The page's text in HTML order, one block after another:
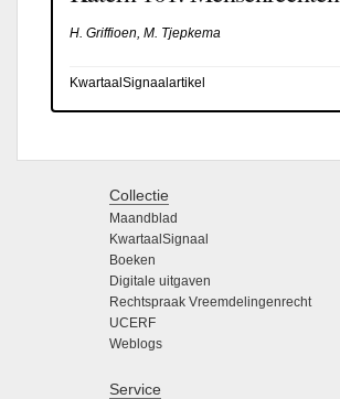
H. Griffioen, M. Tjepkema
KwartaalSignaalartikel
Collectie
Maandblad
KwartaalSignaal
Boeken
Digitale uitgaven
Rechtspraak Vreemdelingenrecht
UCERF
Weblogs
Service